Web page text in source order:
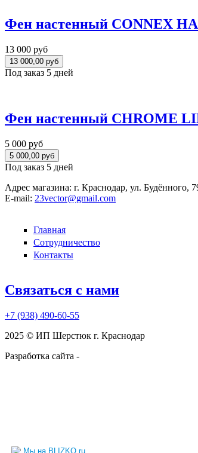
Фен настенный CONNEX
13 000 руб
Под заказ 5 дней
Фен настенный CHROME
5 000 руб
Под заказ 5 дней
Адрес магазина: г. Краснодар, ул. Будённого,
E-mail: 23vector@gmail.com
Главная
Сотрудничество
Контакты
Связаться с нами
+7 (938) 490-60-55
2025 © ИП Шерстюк г. Краснодар
Разработка сайта -
Мы на BLIZKO.ru